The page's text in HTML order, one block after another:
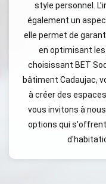
style personnel.
également un
elle permet de
en optimisant
choisissant BET
bâtiment Cadaujac,
à créer des
vous invitons à
options qui